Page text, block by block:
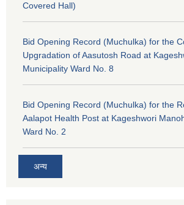
Covered Hall)
Bid Opening Record (Muchulka) for the
Upgradation of Aasutosh Road at
Municipality Ward No. 8
Bid Opening Record (Muchulka) for the
Aalapot Health Post at Kageshwori
Ward No. 2
अन्य